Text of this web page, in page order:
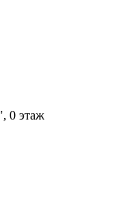
0 этаж